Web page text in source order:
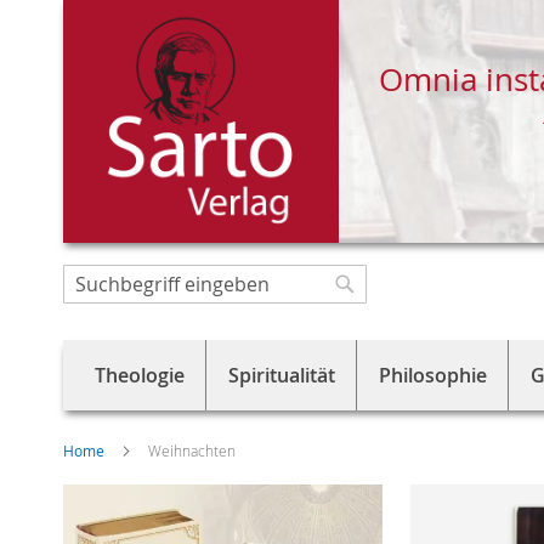
Direkt
zum
Omnia
Suche
Theologie Spiritualität Philosophie
Home Weihnachten